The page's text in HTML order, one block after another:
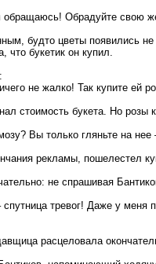
Обрадуйте свою
будто цветы появились
что букетик он купил.
не жалко! Так купите ей
стоимость букета. Но розы
Вы только гляньте на нее
рекламы, пошелестел
не спрашивая
спутница тревог! Даже у
расцеловала